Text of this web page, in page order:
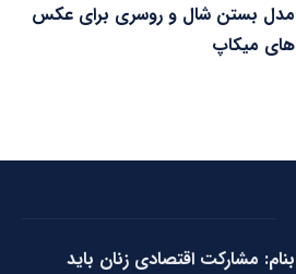
مدل بستن شال و روسری برای عکس
های میکاپ
بنام: مشارکت اقتصادی زنان باید